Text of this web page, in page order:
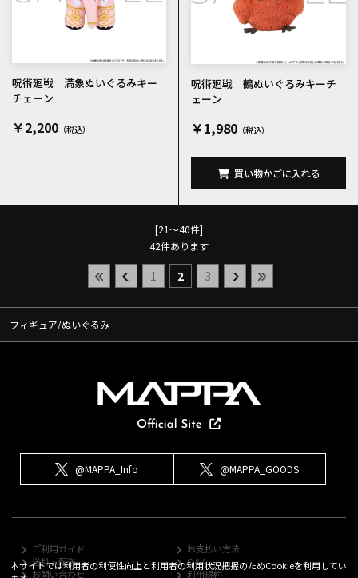
呪術廻戦 満象ぬいぐるみキー
チェーン
￥2,200
呪術廻戦 鵺ぬいぐるみキーチ
ェーン
￥1,980
買い物かごに入れる
[21～40件]
42件あります
1 2 3
フィギュア/ぬいぐるみ
@MAPPA_Info @MAPPA_GOODS
ご利用ガイド
お支払い方法
送料・配送
Q&A
お問い合わせ
利用規約
本サイトでは利用者の利便性向上と利用者の利用状況把握のためCookieを利用してい